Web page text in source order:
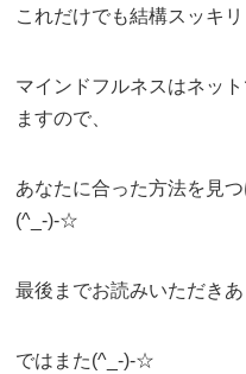
これだけでも結構スッキリ
マインドフルネスはネッ
ますので、
あなたに合った方法を見
(^_-)-☆
最後までお読みいただき
ではまた(^_-)-☆